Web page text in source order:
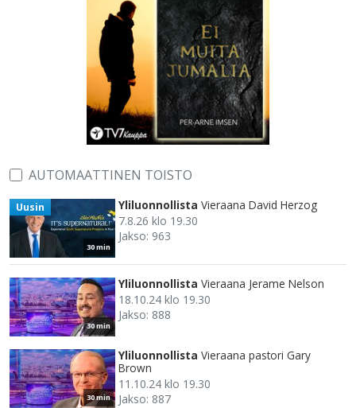
AUTOMAATTINEN TOISTO
30 min
Uusin Yliluonnollista Vieraana David Herzog
7.8.26 klo 19.30
Jakso: 963
30 min
Yliluonnollista Vieraana Jerame Nelson
18.10.24 klo 19.30
Jakso: 888
30 min
Yliluonnollista Vieraana pastori Gary
Brown
11.10.24 klo 19.30
Jakso: 887